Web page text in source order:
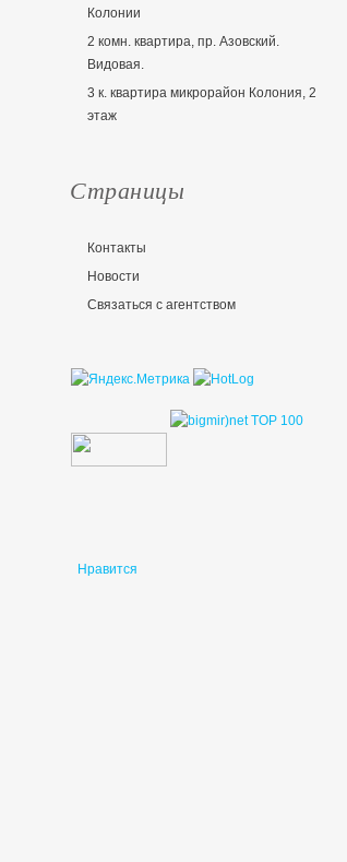
Колонии
2 комн. квартира, пр. Азовский.
Видовая.
3 к. квартира микрорайон Колония, 2
этаж
Страницы
Контакты
Новости
Связаться с агентством
Нравится